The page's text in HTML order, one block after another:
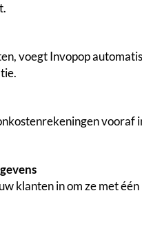
voegt Invopop
vooraf
klanten in om ze met